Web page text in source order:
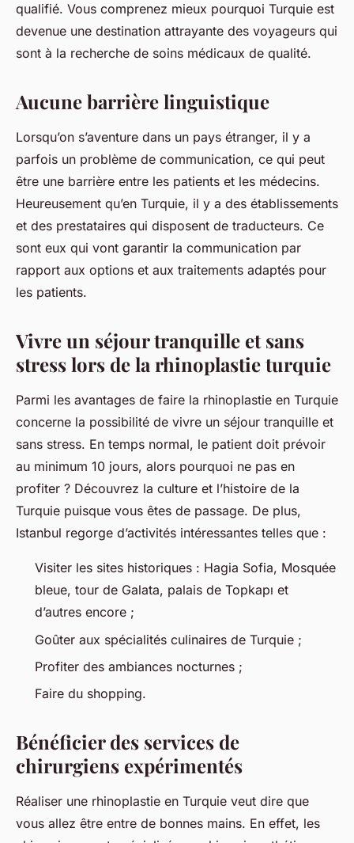
qualifié. Vous comprenez mieux pourquoi Turquie est
devenue une destination attrayante des voyageurs qui
sont à la recherche de soins médicaux de qualité.
Aucune barrière linguistique
Lorsqu’on s’aventure dans un pays étranger, il y a
parfois un problème de communication, ce qui peut
être une barrière entre les patients et les médecins.
Heureusement qu’en Turquie, il y a des établissements
et des prestataires qui disposent de traducteurs. Ce
sont eux qui vont garantir la communication par
rapport aux options et aux traitements adaptés pour
les patients.
Vivre un séjour tranquille et sans
stress lors de la rhinoplastie turquie
Parmi les avantages de faire la rhinoplastie en Turquie
concerne la possibilité de vivre un séjour tranquille et
sans stress. En temps normal, le patient doit prévoir
au minimum 10 jours, alors pourquoi ne pas en
profiter ? Découvrez la culture et l’histoire de la
Turquie puisque vous êtes de passage. De plus,
Istanbul regorge d’activités intéressantes telles que :
Visiter les sites historiques : Hagia Sofia, Mosquée
bleue, tour de Galata, palais de Topkapı et
d’autres encore ;
Goûter aux spécialités culinaires de Turquie ;
Profiter des ambiances nocturnes ;
Faire du shopping.
Bénéficier des services de
chirurgiens expérimentés
Réaliser une rhinoplastie en Turquie veut dire que
vous allez être entre de bonnes mains. En effet, les